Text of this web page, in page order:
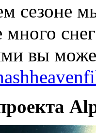
сезоне
много
вы